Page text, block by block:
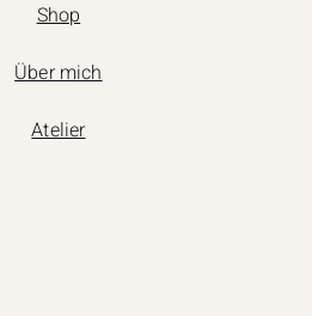
Shop
Über mich
Atelier